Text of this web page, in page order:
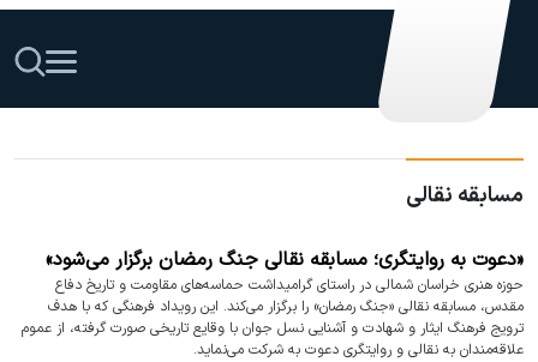
مسابقه نقالی
«دعوت به روایتگری؛ مسابقه نقالی جنگ رمضان برگزار می‌شود»
حوزه هنری خراسان شمالی در راستای گرامیداشت حماسه‌های مقاومت و تاریخ دفاع
مقدس، مسابقه نقالی «جنگ رمضان» را برگزار می‌کند. این رویداد فرهنگی که با هدف
ترویج فرهنگ ایثار و شهادت و آشنایی نسل جوان با وقایع تاریخی صورت گرفته، از عموم
علاقه‌مندان به نقالی و روایتگری دعوت به شرکت می‌نماید.